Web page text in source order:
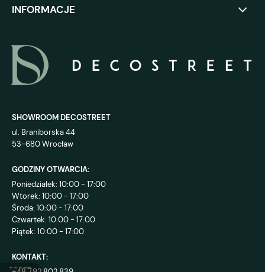
INFORMACJE
SHOWROOM DECOSTREET
ul. Braniborska 44
53-680 Wrocław
GODZINY OTWARCIA:
Poniedziałek: 10:00 - 17:00
Wtorek: 10:00 - 17:00
Środa: 10:00 - 17:00
Czwartek: 10:00 - 17:00
Piątek: 10:00 - 17:00
KONTAKT: